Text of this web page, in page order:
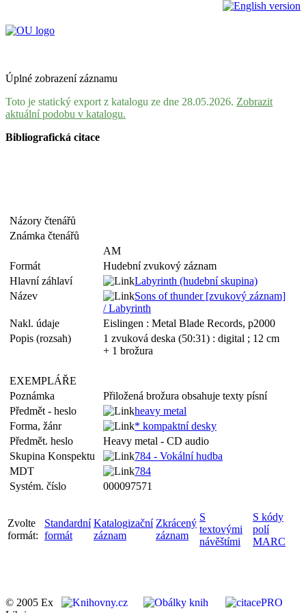
Úplné zobrazení záznamu
Toto je statický export z katalogu ze dne 28.05.2026. Zobrazit
aktuální podobu v katalogu.
Bibliografická citace
Názory čtenářů
Známka čtenářů
AM
Formát
Hudební zvukový záznam
Hlavní záhlaví
Labyrinth (hudební skupina)
Název
Sons of thunder [zvukový záznam]
/ Labyrinth
Nakl. údaje
Eislingen : Metal Blade Records, p2000
Popis (rozsah)
1 zvuková deska (50:31) : digital ; 12 cm
+ 1 brožura
EXEMPLÁŘE
Poznámka
Přiložená brožura obsahuje texty písní
Předmět - heslo
heavy metal
Forma, žánr
* kompaktní desky
Předmět. heslo
Heavy metal - CD audio
Skupina Konspektu
784 - Vokální hudba
MDT
784
Systém. číslo
000097571
Zvolte
formát:
Standardní
formát
Katalogizační
záznam
Zkrácený
záznam
S
textovými
návěštími
S kódy
polí
MARC
© 2005 Ex